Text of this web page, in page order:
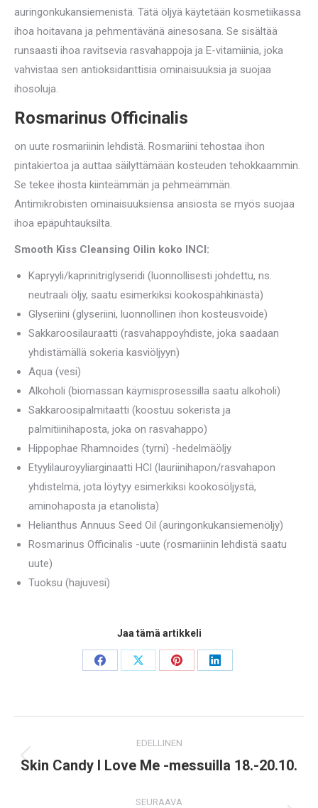
auringonkukansiemenistä. Tätä öljyä käytetään kosmetiikassa
ihoa hoitavana ja pehmentävänä ainesosana. Se sisältää
runsaasti ihoa ravitsevia rasvahappoja ja E-vitamiinia, joka
vahvistaa sen antioksidanttisia ominaisuuksia ja suojaa
ihosoluja.
Rosmarinus Officinalis
on uute rosmariinin lehdistä. Rosmariini tehostaa ihon
pintakiertoa ja auttaa säilyttämään kosteuden tehokkaammin.
Se tekee ihosta kiinteämmän ja pehmeämmän.
Antimikrobisten ominaisuuksiensa ansiosta se myös suojaa
ihoa epäpuhtauksilta.
Smooth Kiss Cleansing Oilin koko INCI:
Kapryyli/kaprinitriglyseridi (luonnollisesti johdettu, ns.
neutraali öljy, saatu esimerkiksi kookospähkinästä)
Glyseriini (glyseriini, luonnollinen ihon kosteusvoide)
Sakkaroosilauraatti (rasvahappoyhdiste, joka saadaan
yhdistämällä sokeria kasviöljyyn)
Aqua (vesi)
Alkoholi (biomassan käymisprosessilla saatu alkoholi)
Sakkaroosipalmitaatti (koostuu sokerista ja
palmitiinihaposta, joka on rasvahappo)
Hippophae Rhamnoides (tyrni) -hedelmäöljy
Etyylilauroyyliarginaatti HCl (lauriinihapon/rasvahapon
yhdistelmä, jota löytyy esimerkiksi kookosöljystä,
aminohaposta ja etanolista)
Helianthus Annuus Seed Oil (auringonkukansiemenöljy)
Rosmarinus Officinalis -uute (rosmariinin lehdistä saatu
uute)
Tuoksu (hajuvesi)
Jaa tämä artikkeli
Jaa
Jaa
Jaa
Jaa
navigointi
EDELLINEN
Edellinen
Skin Candy I Love Me -messuilla 18.-20.10.
SEURAAVA